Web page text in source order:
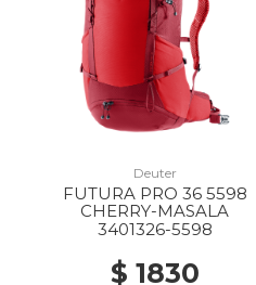
Deuter
FUTURA PRO 36 5598
CHERRY-MASALA
3401326-5598
$ 1830